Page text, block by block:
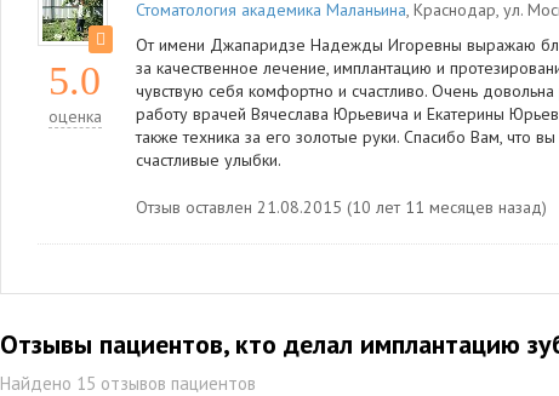
5.0
оценка
Стоматология академика Маланьина, Краснодар, ул.
От имени Джапаридзе Надежды Игоревны выражаю
за качественное лечение, имплантацию и
чувствую себя комфортно и счастливо. Очень
работу врачей Вячеслава Юрьевича и Екатерины
также техника за его золотые руки. Спасибо Вам, что
счастливые улыбки.
Отзыв оставлен 21.08.2015 (10 лет 11 месяцев назад)
Отзывы пациентов, кто делал имплантацию
Найдено 15 отзывов пациентов